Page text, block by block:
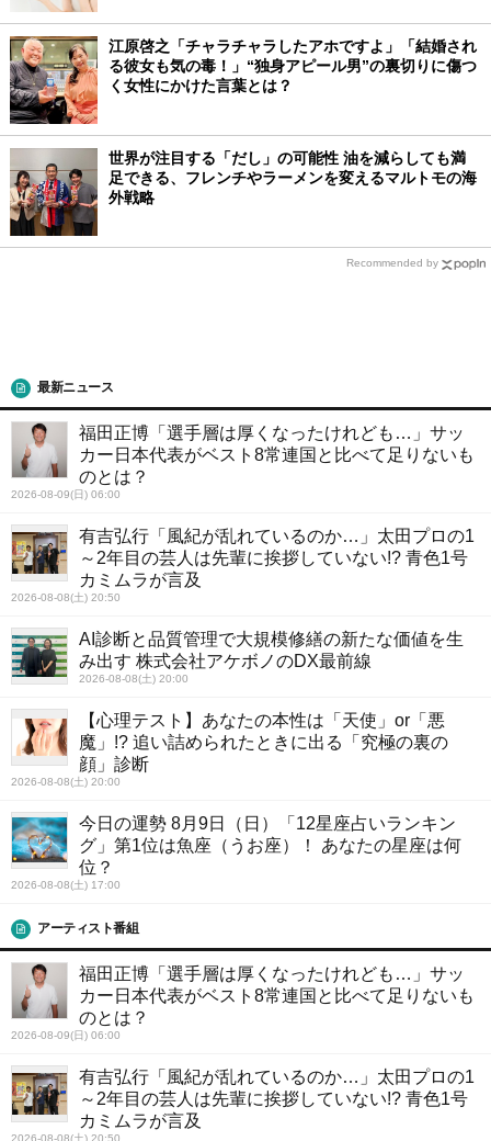
江原啓之「チャラチャラしたアホですよ」「結婚され
る彼女も気の毒！」“独身アピール男”の裏切りに傷つ
く女性にかけた言葉とは？
世界が注目する「だし」の可能性 油を減らしても満
足できる、フレンチやラーメンを変えるマルトモの海
外戦略
Recommended by
最新ニュース
福田正博「選手層は厚くなったけれども…」サッ
カー日本代表がベスト8常連国と比べて足りないも
のとは？
2026-08-09(日) 06:00
有吉弘行「風紀が乱れているのか…」太田プロの1
～2年目の芸人は先輩に挨拶していない!? 青色1号
カミムラが言及
2026-08-08(土) 20:50
AI診断と品質管理で大規模修繕の新たな価値を生
み出す 株式会社アケボノのDX最前線
2026-08-08(土) 20:00
【心理テスト】あなたの本性は「天使」or「悪
魔」!? 追い詰められたときに出る「究極の裏の
顔」診断
2026-08-08(土) 20:00
今日の運勢 8月9日（日）「12星座占いランキン
グ」第1位は魚座（うお座）！ あなたの星座は何
位？
2026-08-08(土) 17:00
アーティスト番組
福田正博「選手層は厚くなったけれども…」サッ
カー日本代表がベスト8常連国と比べて足りないも
のとは？
2026-08-09(日) 06:00
有吉弘行「風紀が乱れているのか…」太田プロの1
～2年目の芸人は先輩に挨拶していない!? 青色1号
カミムラが言及